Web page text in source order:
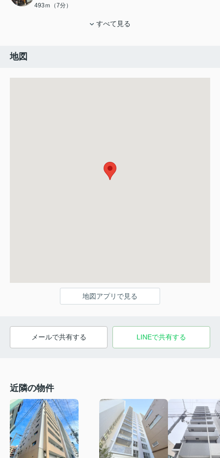
493ｍ（7分）
すべて見る
地図
地図アプリで見る
メールで共有する LINEで共有する
近隣の物件